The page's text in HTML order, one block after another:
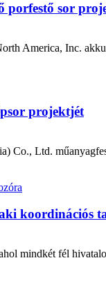
porfestő sor
America, Inc.
projektjét
Co., Ltd.
koordinációs
mindkét fél